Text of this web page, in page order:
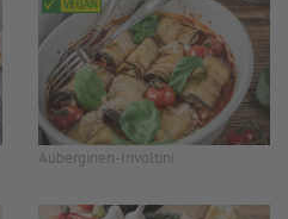
Auberginen-Involtini